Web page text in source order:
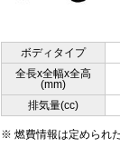
ボディタイプ
全長x全幅x全高
(mm)
排気量(cc)
※ 燃費情報は定められ